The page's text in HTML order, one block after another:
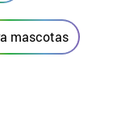
mascotas